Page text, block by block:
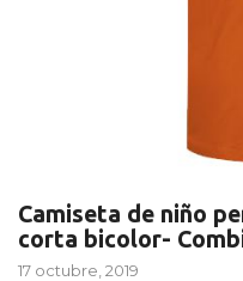
Camiseta de niño
corta bicolor-
17 octubre, 2019